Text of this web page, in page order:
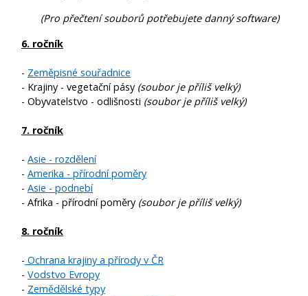
(Pro přečtení souborů potřebujete danný software)
6. ročník
- Zeměpisné souřadnice
- Krajiny - vegetační pásy (soubor je příliš velký)
- Obyvatelstvo - odlišnosti (soubor je příliš velký)
7. ročník
- Asie - rozdělení
- Amerika - přírodní poměry
- Asie - podnebí
- Afrika - přírodní poměry (soubor je příliš velký)
8. ročník
- Ochrana krajiny a přírody v ČR
- Vodstvo Evropy
- Zemědělské typy